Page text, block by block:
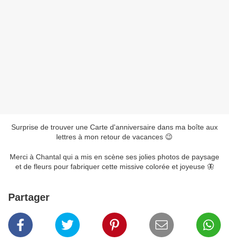
Surprise de trouver une Carte d'anniversaire dans ma boîte aux
lettres à mon retour de vacances 😉
Merci à Chantal qui a mis en scène ses jolies photos de paysage
et de fleurs pour fabriquer cette missive colorée et joyeuse 🦋
Partager